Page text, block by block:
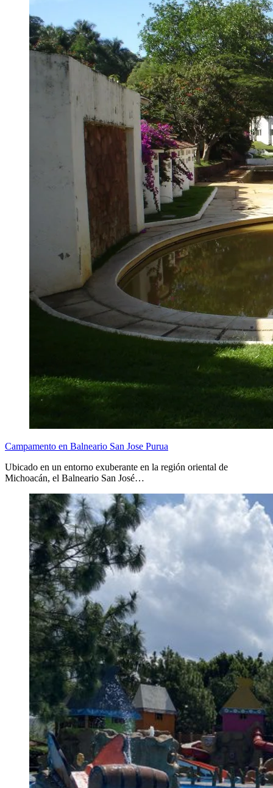
Campamento en Balneario San Jose Purua
Ubicado en un entorno exuberante en la región oriental de
Michoacán, el Balneario San José…